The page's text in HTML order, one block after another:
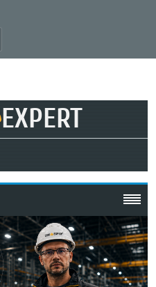
EXPERT